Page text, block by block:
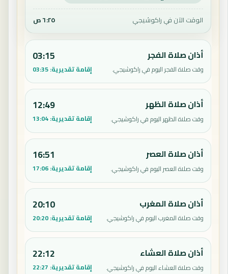
الوقت الآن في راكوشيجي ٦:٢٥ ص
أذان صلاة الفجر
وقت صلاة الفجر اليوم في راكوشيجي.
03:15
إقامة تقديرية:03:35
أذان صلاة الظهر
وقت صلاة الظهر اليوم في راكوشيجي.
12:49
إقامة تقديرية:13:04
أذان صلاة العصر
وقت صلاة العصر اليوم في راكوشيجي.
16:51
إقامة تقديرية:17:06
أذان صلاة المغرب
وقت صلاة المغرب اليوم في راكوشيجي.
20:10
إقامة تقديرية:20:20
أذان صلاة العشاء
وقت صلاة العشاء اليوم في راكوشيجي.
22:12
إقامة تقديرية: 22:27